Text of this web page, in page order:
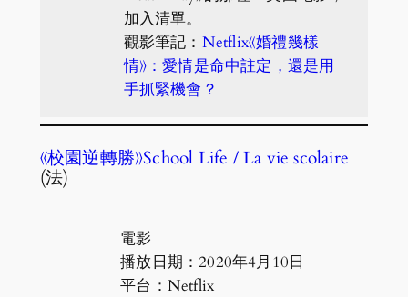
加入清單。
觀影筆記： Netflix《婚禮幾樣
情》：愛情是命中註定，還是用
手抓緊機會？
《校園逆轉勝》School Life / La vie scolaire
(法)
電影
播放日期：2020年4月10日
平台：Netflix